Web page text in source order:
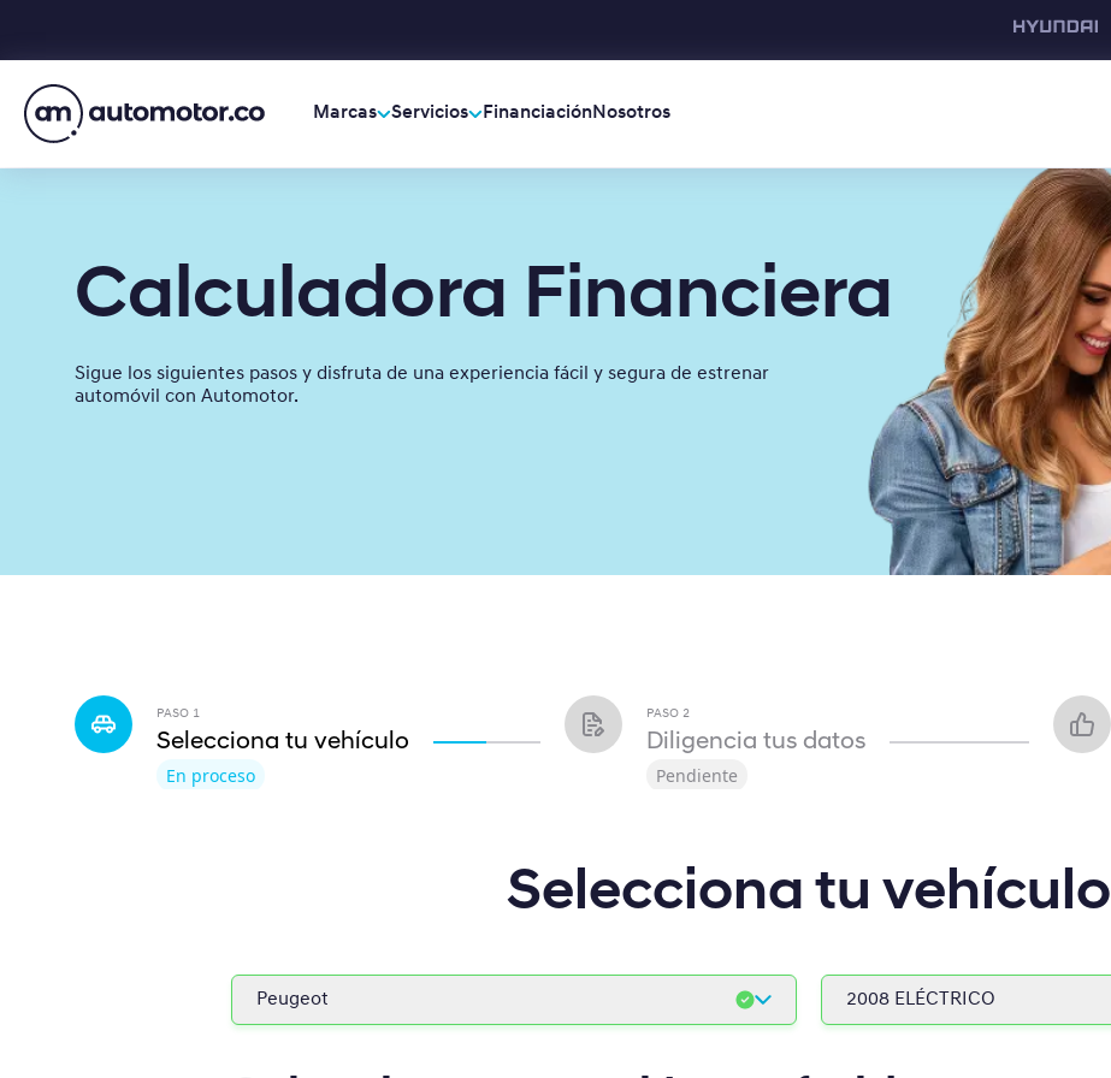
Marcas Servicios FinanciaciónNosotros
Calculadora Financiera
Sigue los siguientes pasos y disfruta de una experiencia fácil y segura de estrenar
automóvil con Automotor.
PASO 1
Selecciona tu vehículo
En proceso
PASO 2
Diligencia tus datos
Pendiente
Selecciona tu vehículo
Peugeot 2008 ELÉCTRICO